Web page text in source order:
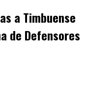
a Timbuense
de Defensores